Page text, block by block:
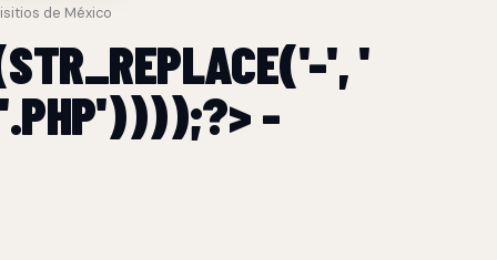
de México
', '
'.PHP'))));?> -